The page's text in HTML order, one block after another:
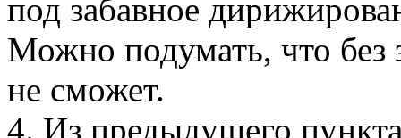
под забавное
Можно подумать, что без
не сможет.
4. Из предыдущего